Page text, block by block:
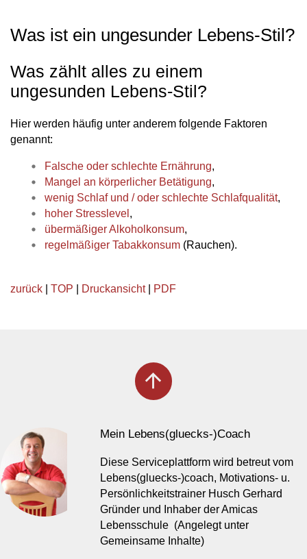
Was ist ein ungesunder Lebens-Stil?
Was zählt alles zu einem
ungesunden Lebens-Stil?
Hier werden häufig unter anderem folgende Faktoren
genannt:
Falsche oder schlechte Ernährung,
Mangel an körperlicher Betätigung,
wenig Schlaf und / oder schlechte Schlafqualität,
hoher Stresslevel ,
übermäßiger Alkoholkonsum,
regelmäßiger Tabakkonsum (Rauchen).
zurück TOP Druckansicht| PDF
arrow_upward
Mein Lebens(gluecks-)Coach
Diese Serviceplattform wird betreut vom
Lebens(gluecks-)coach, Motivations- u.
Persönlichkeitstrainer Husch Gerhard
Gründer und Inhaber der Amicas
Lebensschule (Angelegt unter
Gemeinsame Inhalte)